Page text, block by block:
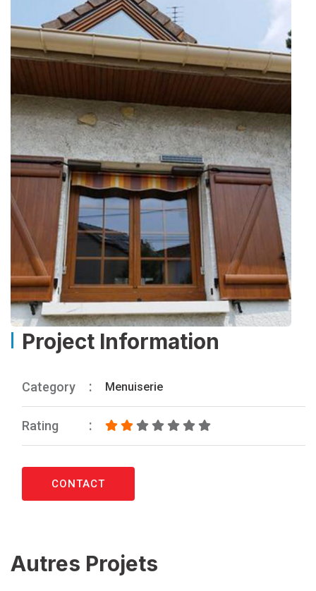
Project Information
Category Menuiserie
Rating
CONTACT
Autres Projets